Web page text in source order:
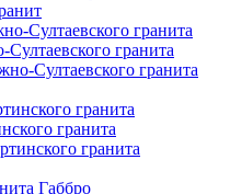
Султаевского гранита
гранита
Султаевского гранита
гранита
гранита
гранита
Габбро